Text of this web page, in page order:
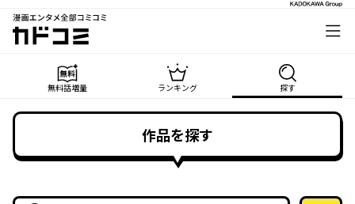
漫画エンタメ全部コミコミ
カドコミ
無料話増量 ランキング 探す
作品を探す